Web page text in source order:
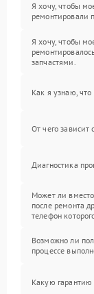
Я хочу, чтобы
ремонтировали
Я хочу, чтобы
запчастями.
Как я узнаю, что
От чего зависит
Диагностика
Может ли
после ремонта
телефон
Возможно ли
процессе
Какую гарантию